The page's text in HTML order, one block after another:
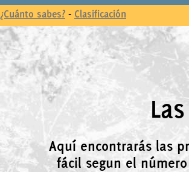
¿Cuánto sabes? - Clasificación
Aquí encontrarás las
fácil segun el